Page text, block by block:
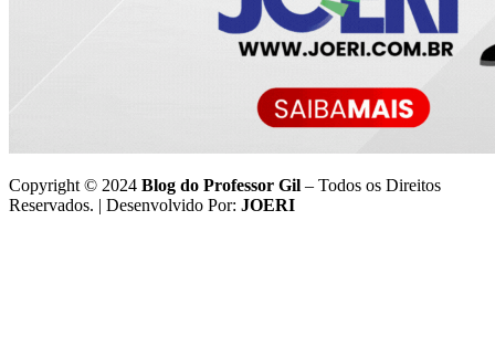
Copyright © 2024 Blog do Professor Gil – Todos os Direitos
Reservados. | Desenvolvido Por: JOERI